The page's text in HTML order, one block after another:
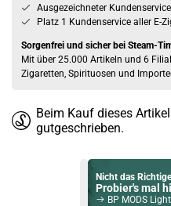
Ausgezeichneter
Platz 1 Kundenservice aller E-
Sorgenfrei und sicher bei Steam-
Mit über 25.000 Artikeln und 6
Zigaretten, Spirituosen und
Beim Kauf dieses
gutgeschrieben.
Nicht das
Probier's mal
BP MODS Lightsaber Model L